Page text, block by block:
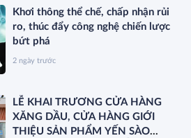
Khơi thông thể chế, chấp nhận rủi
ro, thúc đẩy công nghệ chiến lược
bứt phá
2 ngày trước
LỄ KHAI TRƯƠNG CỬA HÀNG
XĂNG DẦU, CỬA HÀNG GIỚI
THIỆU SẢN PHẨM YẾN SÀO